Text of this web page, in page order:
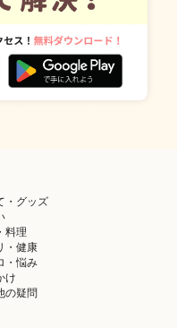
・グッズ
料理
・健康
・悩み
け
の疑問